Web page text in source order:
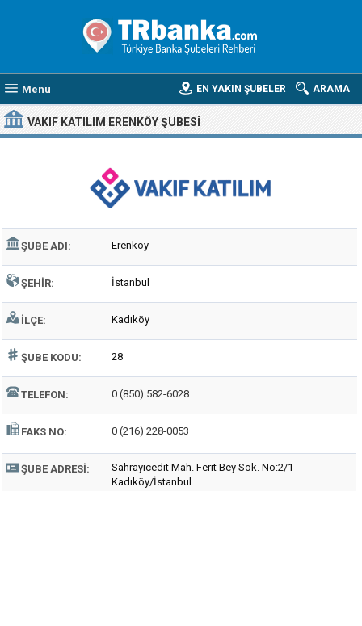
Menu ARAMA
EN YAKIN ŞUBELER
VAKIF KATILIM ERENKÖY ŞUBESI
ŞUBE ADI: Erenköy
ŞEHIR: İstanbul
İLÇE: Kadıköy
ŞUBE KODU: 28
TELEFON: 0 (850) 582-6028
FAKS NO: 0 (216) 228-0053
ŞUBE ADRESI:
Sahrayıcedit Mah. Ferit Bey Sok. No:2/1
Kadıköy/İstanbul